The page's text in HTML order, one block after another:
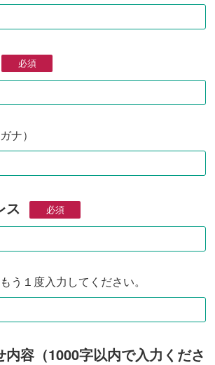
ナ）
ス
う１度入力してください。
容（1000字以内で入力くださ